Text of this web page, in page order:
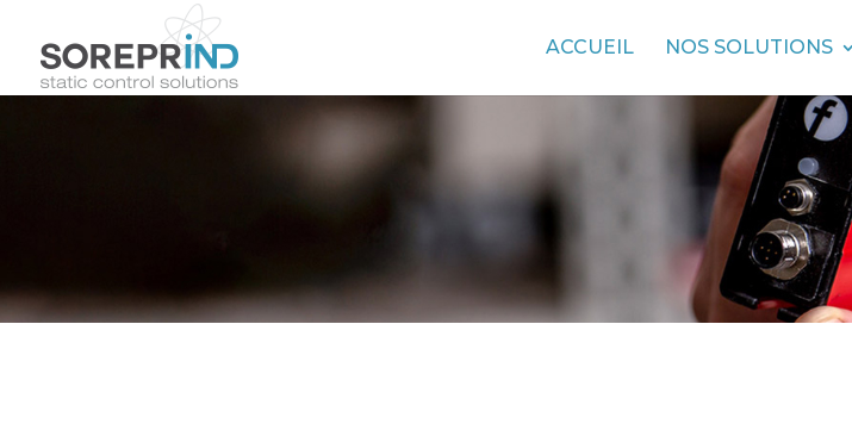
ACCUEIL NOS SOLUTIONS